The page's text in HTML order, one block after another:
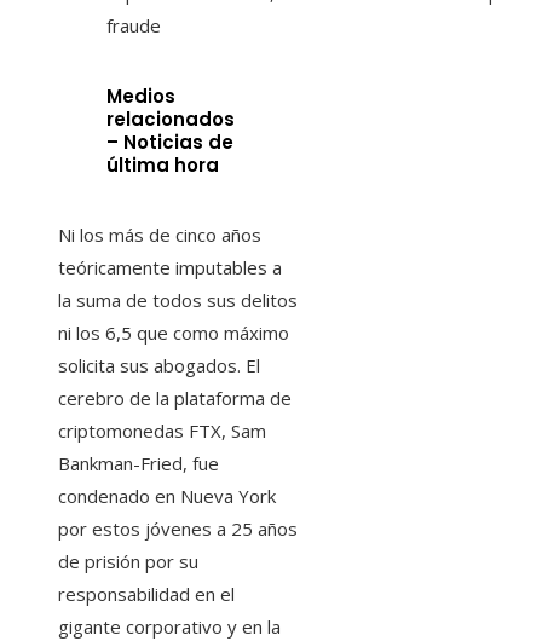
fraude
Medios
relacionados
– Noticias de
última hora
Ni los más de cinco años
teóricamente imputables a
la suma de todos sus delitos
ni los 6,5 que como máximo
solicita sus abogados. El
cerebro de la plataforma de
criptomonedas FTX, Sam
Bankman-Fried, fue
condenado en Nueva York
por estos jóvenes a 25 años
de prisión por su
responsabilidad en el
gigante corporativo y en la